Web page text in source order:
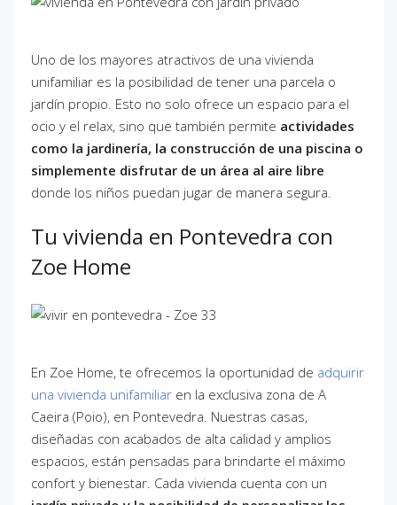
Uno de los mayores atractivos de una vivienda
unifamiliar es la posibilidad de tener una parcela o
jardín propio. Esto no solo ofrece un espacio para el
ocio y el relax, sino que también permite actividades
como la jardinería, la construcción de una piscina o
simplemente disfrutar de un área al aire libre
donde los niños puedan jugar de manera segura.
Tu vivienda en Pontevedra con
Zoe Home
En Zoe Home, te ofrecemos la oportunidad de adquirir
una vivienda unifamiliar en la exclusiva zona de A
Caeira (Poio), en Pontevedra. Nuestras casas,
diseñadas con acabados de alta calidad y amplios
espacios, están pensadas para brindarte el máximo
confort y bienestar. Cada vivienda cuenta con un